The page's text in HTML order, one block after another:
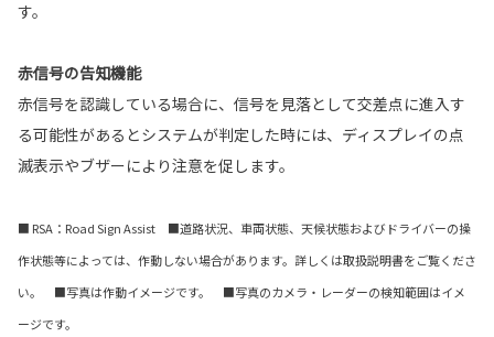
す。
赤信号の告知機能
赤信号を認識している場合に、信号を見落として交差点に進入す
る可能性があるとシステムが判定した時には、ディスプレイの点
滅表示やブザーにより注意を促します。
■ RSA：Road Sign Assist ■道路状況、車両状態、天候状態およびドライバーの操
作状態等によっては、作動しない場合があります。詳しくは取扱説明書をご覧くださ
い。 ■写真は作動イメージです。 ■写真のカメラ・レーダーの検知範囲はイメ
ージです。